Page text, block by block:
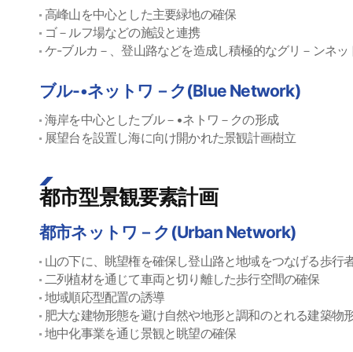
高峰山を中心とした主要緑地の確保
ゴ－ルフ場などの施設と連携
ケ-ブルカ－、登山路などを造成し積極的なグリ－ンネッ
ブル-•ネットワ－ク(Blue Network)
海岸を中心としたブル－•ネトワ－クの形成
展望台を設置し海に向け開かれた景観計画樹立
都市型景観要素計画
都市ネットワ－ク(Urban Network)
山の下に、眺望権を確保し登山路と地域をつなげる歩行
二列植材を通じて車両と切り離した歩行空間の確保
地域順応型配置の誘導
肥大な建物形態を避け自然や地形と調和のとれる建築物
地中化事業を通じ景観と眺望の確保